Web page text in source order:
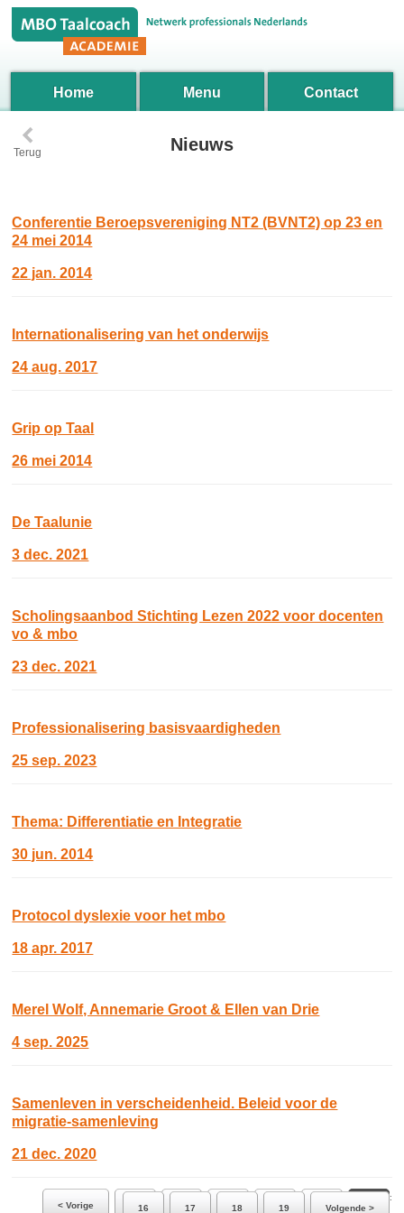
Home Menu Contact
‹
Terug Nieuws
Conferentie Beroepsvereniging NT2 (BVNT2) op 23 en
24 mei 2014
22 jan. 2014
Internationalisering van het onderwijs
24 aug. 2017
Grip op Taal
26 mei 2014
De Taalunie
3 dec. 2021
Scholingsaanbod Stichting Lezen 2022 voor docenten
vo & mbo
23 dec. 2021
Professionalisering basisvaardigheden
25 sep. 2023
Thema: Differentiatie en Integratie
30 jun. 2014
Protocol dyslexie voor het mbo
18 apr. 2017
Merel Wolf, Annemarie Groot & Ellen van Drie
4 sep. 2025
Samenleven in verscheidenheid. Beleid voor de
migratie-samenleving
21 dec. 2020
Ga naar pagina:
< Vorige
10 11 12 13 14 15
16 17 18 19 Volgende >